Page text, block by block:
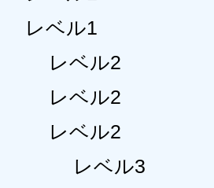
レベル1
レベル2
レベル2
レベル2
レベル3